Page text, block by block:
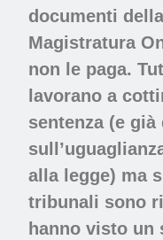
documenti
Magistratura
non le paga.
lavorano a
sentenza (e
alla legge) ma
tribunali sono
hanno visto un